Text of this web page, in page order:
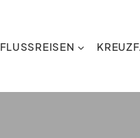
FLUSSREISEN